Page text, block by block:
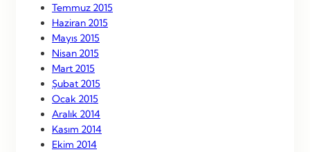
Temmuz 2015
Haziran 2015
Mayıs 2015
Nisan 2015
Mart 2015
Şubat 2015
Ocak 2015
Aralık 2014
Kasım 2014
Ekim 2014